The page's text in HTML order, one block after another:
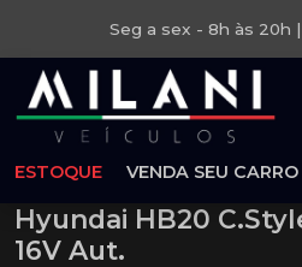
Seg a sex - 8h às 20h
ESTOQUE VENDA SEU CARRO
Hyundai HB20
16V Aut.